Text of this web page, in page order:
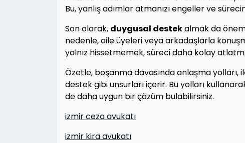
Bu, yanlış adımlar atmanızı engeller ve
Son olarak, duygusal destekalmak da
nedenle, aile üyeleri veya arkadaşlarla
yalnız hissetmemek, süreci daha kolay
Özetle, boşanma davasında anlaşma yolları,
destek gibi unsurları içerir. Bu yolları
de daha uygun bir çözüm bulabilirsiniz.
izmir ceza avukatı
izmir kira avukatı